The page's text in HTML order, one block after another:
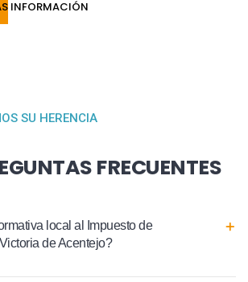
INFORMACIÓN
SU HERENCIA
FRECUENTES
local al Impuesto de
de Acentejo?